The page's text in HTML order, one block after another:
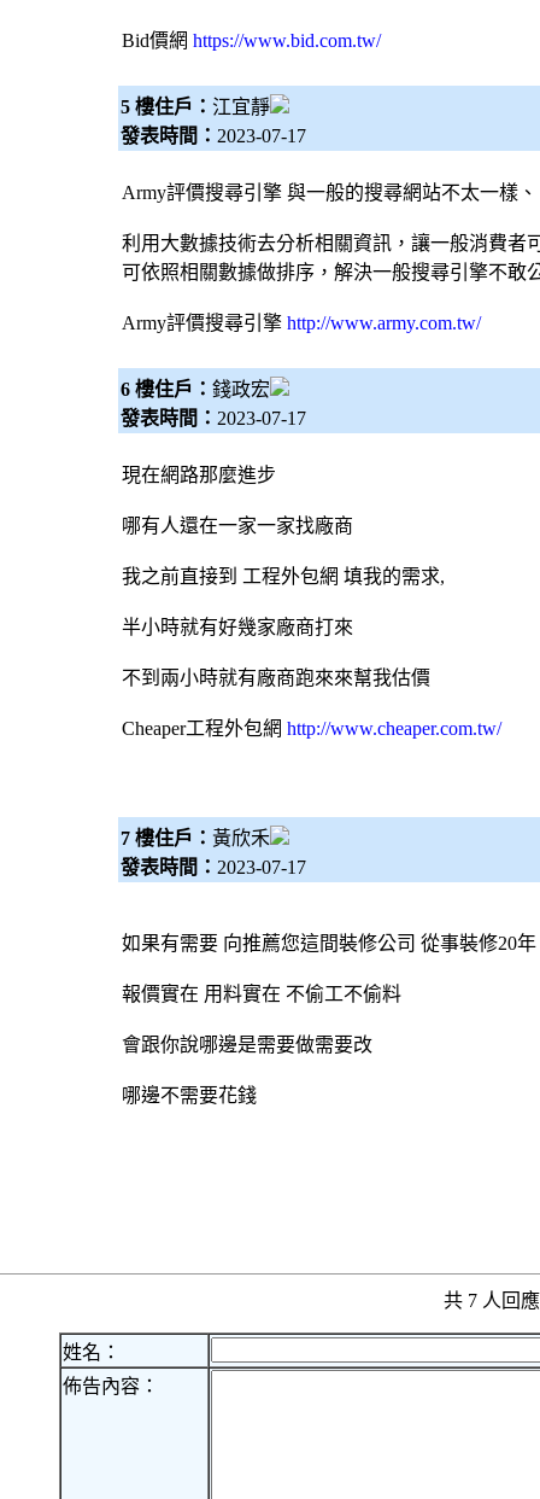
Bid價網 https://www.bid.com.tw/
5 樓住戶： 江宜靜
發表時間： 2023-07-17
Army評價搜尋引擎 與一般的搜尋網站不太一樣、
利用大數據技術去分析相關資訊，讓一般消費者
可依照相關數據做排序，解決一般搜尋引擎不敢
Army評價搜尋引擎 http://www.army.com.tw/
6 樓住戶： 錢政宏
發表時間： 2023-07-17
現在網路那麼進步
哪有人還在一家一家找廠商
我之前直接到 工程外包網 填我的需求,
半小時就有好幾家廠商打來
不到兩小時就有廠商跑來來幫我估價
Cheaper工程外包網 http://www.cheaper.com.tw/
7 樓住戶： 黃欣禾
發表時間： 2023-07-17
如果有需要 向推薦您這間裝修公司 從事裝修20年
報價實在 用料實在 不偷工不偷料
會跟你說哪邊是需要做需要改
哪邊不需要花錢
共 7 人回
姓名：
佈告內容：